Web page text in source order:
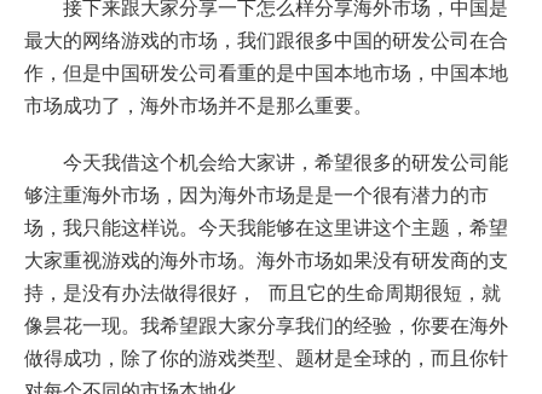
接下来跟大家分享一下怎么样分享海外市场，中国是
最大的网络游戏的市场，我们跟很多中国的研发公司在合
作，但是中国研发公司看重的是中国本地市场，中国本地
市场成功了，海外市场并不是那么重要。
今天我借这个机会给大家讲，希望很多的研发公司能
够注重海外市场，因为海外市场是是一个很有潜力的市
场，我只能这样说。今天我能够在这里讲这个主题，希望
大家重视游戏的海外市场。海外市场如果没有研发商的支
持，是没有办法做得很好， 而且它的生命周期很短，就
像昙花一现。我希望跟大家分享我们的经验，你要在海外
做得成功，除了你的游戏类型、题材是全球的，而且你针